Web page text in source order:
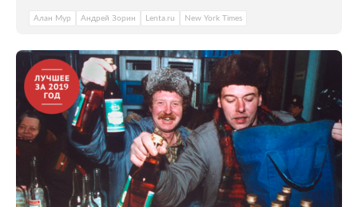
Алан Мур Андрей Зорин Lenta.ru New York Times